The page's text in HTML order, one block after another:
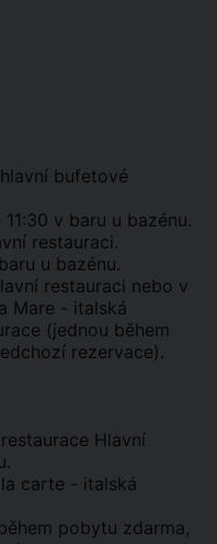
bufetové
v baru u bazénu.
restauraci.
u bazénu.
restauraci nebo v
Mare - italská
(jednou během
rezervace).
Hlavní
carte - italská
pobytu zdarma,